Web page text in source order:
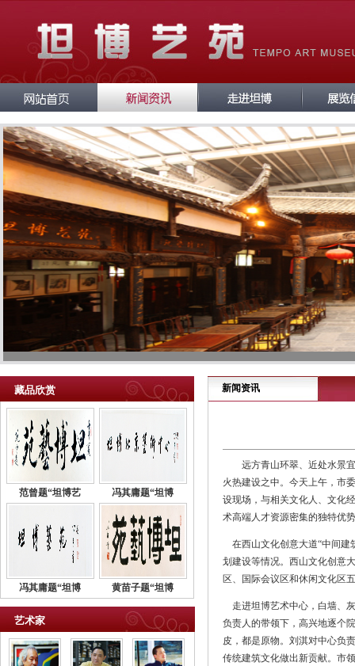
藏品欣赏
范曾题“坦博艺 冯其庸题“坦博
冯其庸题“坦博 黄苗子题“坦博
艺术家
新闻资讯
远方青山环翠、近处水景
火热建设之中。今天上午，市
设现场，与相关文化人、文化
术高端人才资源密集的独特优
在西山文化创意大道“中间建
划建设等情况。西山文化创意
区、国际会议区和休闲文化区
走进坦博艺术中心，白墙、
负责人的带领下，高兴地逐个
皮，都是原物。刘淇对中心负
传统建筑文化做出新贡献。市